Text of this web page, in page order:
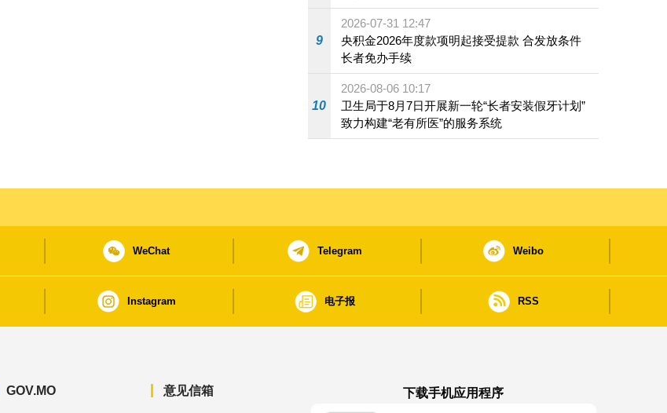
9
2026-07-31 12:47
央积金2026年度款项明起接受提款 合发放条件
长者免办手续
10
2026-08-06 10:17
卫生局于8月7日开展新一轮“长者安装假牙计划”
致力构建“老有所医”的服务系统
WeChat Telegram Weibo
Instagram 电子报 RSS
GOV.MO 意见信箱
下载手机应用程序